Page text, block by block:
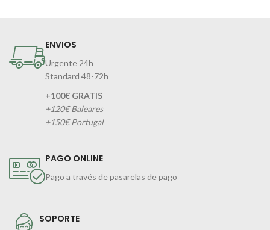
ENVIOS
Urgente 24h
Standard 48-72h
+100€ GRATIS
+120€ Baleares
+150€ Portugal
PAGO ONLINE
Pago a través de pasarelas de pago
SOPORTE